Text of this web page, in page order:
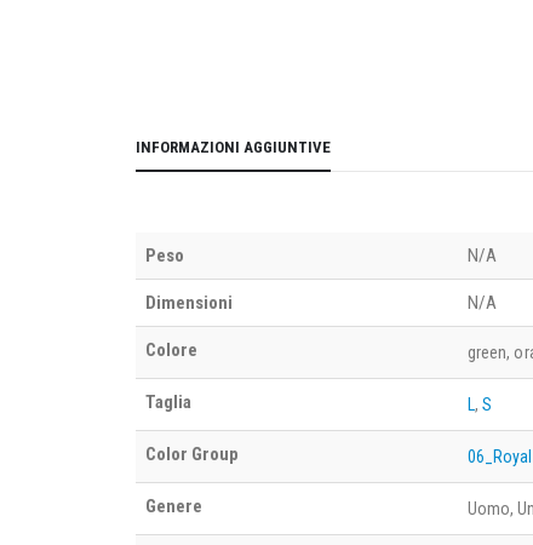
INFORMAZIONI AGGIUNTIVE
Peso N/A
Dimensioni N/A
Colore green,
Taglia L,S
Color Group
Genere Uomo,